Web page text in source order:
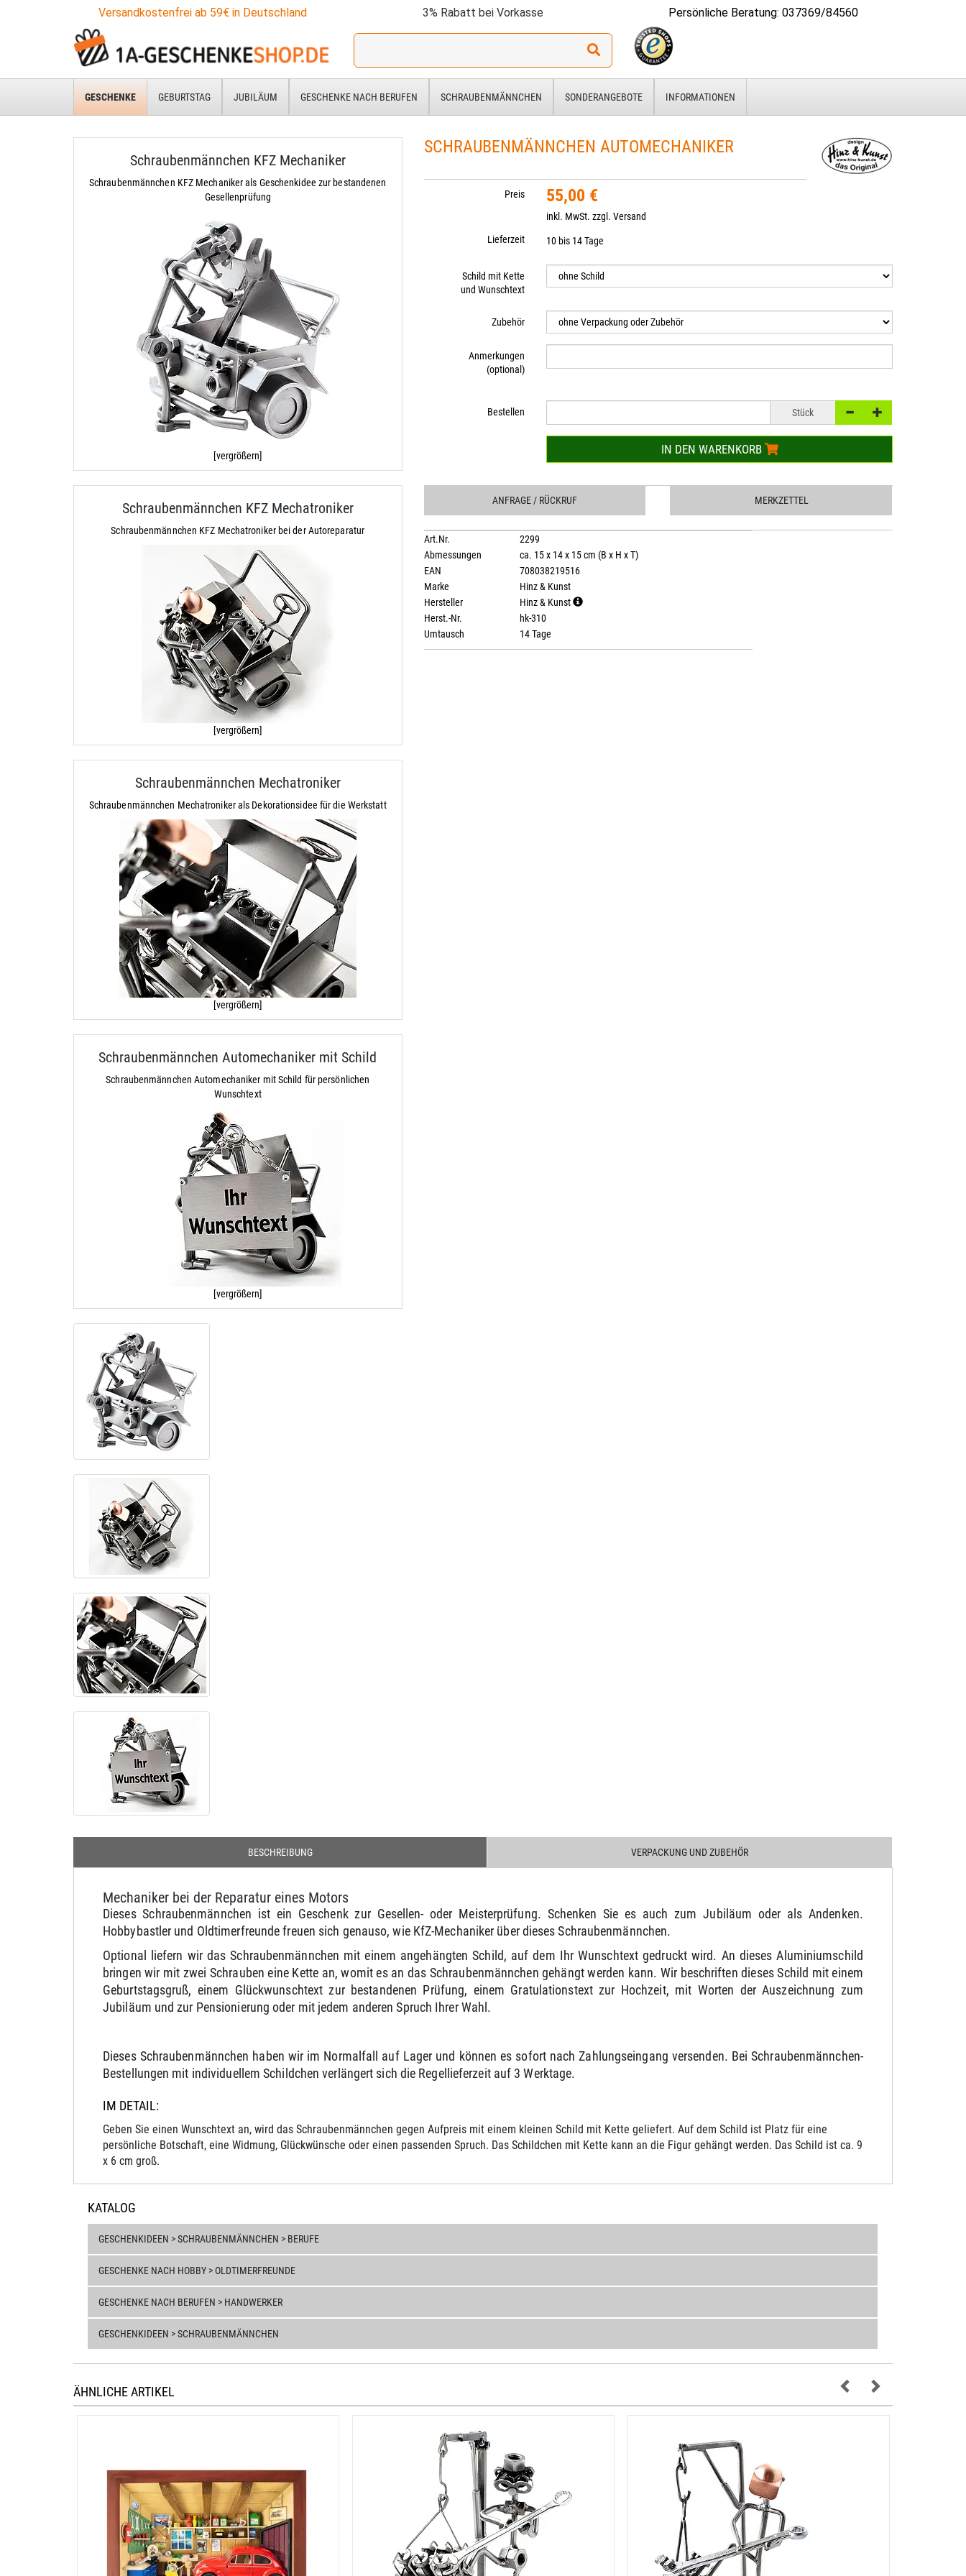
Versandkostenfrei ab 59€ in Deutschland 3% Rabatt bei Vorkasse Persönliche Beratung: 037369/84560
Ich
für:
GESCHENKE GEBURTSTAG JUBILÄUM GESCHENKE NACH BERUFEN SCHRAUBENMÄNNCHEN SONDERANGEBOTE INFORMATIONEN
Schraubenmännchen KFZ Mechaniker
Schraubenmännchen KFZ Mechaniker als Geschenkidee zur bestandenen
Gesellenprüfung
[vergrößern]
Schraubenmännchen KFZ Mechatroniker
Schraubenmännchen KFZ Mechatroniker bei der Autoreparatur
[vergrößern]
Schraubenmännchen Mechatroniker
Schraubenmännchen Mechatroniker als Dekorationsidee für die Werkstatt
[vergrößern]
Schraubenmännchen Automechaniker mit Schild
Schraubenmännchen Automechaniker mit Schild für persönlichen
Wunschtext
[vergrößern]
SCHRAUBENMÄNNCHEN AUTOMECHANIKER
Preis 55,00 €
inkl. MwSt. zzgl.Versand
Lieferzeit
10 bis 14 Tage
Schild mit Kette
und Wunschtext
Zubehör
Anmerkungen
(optional)
Bestellen Stück
IN DEN WARENKORB
ANFRAGE / RÜCKRUF MERKZETTEL
Art.Nr.
2299
Abmessungen
ca. 15 x 14 x 15 cm (B x H x T)
EAN
708038219516
Marke
Hinz & Kunst
Hersteller
Hinz & Kunst
Herst.-Nr.
hk-310
Umtausch
14 Tage
BESCHREIBUNG VERPACKUNG UND ZUBEHÖR
Mechaniker bei der Reparatur eines Motors
Dieses Schraubenmännchen ist ein Geschenk zur Gesellen- oder Meisterprüfung. Schenken Sie es auch zum Jubiläum oder als Andenken.
Hobbybastler und Oldtimerfreunde freuen sich genauso, wie KfZ-Mechaniker über dieses Schraubenmännchen.
Optional liefern wir das Schraubenmännchen mit einem angehängten Schild, auf dem Ihr Wunschtext gedruckt wird. An dieses Aluminiumschild
bringen wir mit zwei Schrauben eine Kette an, womit es an das Schraubenmännchen gehängt werden kann. Wir beschriften dieses Schild mit einem
Geburtstagsgruß, einem Glückwunschtext zur bestandenen Prüfung, einem Gratulationstext zur Hochzeit, mit Worten der Auszeichnung zum
Jubiläum und zur Pensionierung oder mit jedem anderen Spruch Ihrer Wahl.
Dieses Schraubenmännchen haben wir im Normalfall auf Lager und können es sofort nach Zahlungseingang versenden. Bei Schraubenmännchen-
Bestellungen mit individuellem Schildchen verlängert sich die Regellieferzeit auf 3 Werktage.
IM DETAIL:
Geben Sie einen Wunschtext an, wird das Schraubenmännchen gegen Aufpreis mit einem kleinen Schild mit Kette geliefert. Auf dem Schild ist Platz für eine
persönliche Botschaft, eine Widmung, Glückwünsche oder einen passenden Spruch. Das Schildchen mit Kette kann an die Figur gehängt werden. Das Schild ist ca. 9
x 6 cm groß.
KATALOG
GESCHENKIDEEN > SCHRAUBENMÄNNCHEN > BERUFE
GESCHENKE NACH HOBBY > OLDTIMERFREUNDE
GESCHENKE NACH BERUFEN > HANDWERKER
GESCHENKIDEEN > SCHRAUBENMÄNNCHEN
ÄHNLICHE ARTIKEL